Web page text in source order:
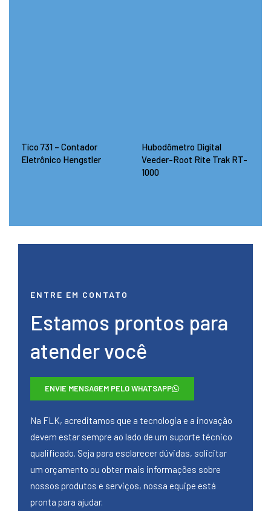
Tico 731 – Contador
Eletrônico Hengstler
Hubodômetro Digital
Veeder-Root Rite Trak RT-
1000
ENTRE EM CONTATO
Estamos prontos para
atender você
ENVIE MENSAGEM PELO WHATSAPP
Na FLK, acreditamos que a tecnologia e a inovação
devem estar sempre ao lado de um suporte técnico
qualificado. Seja para esclarecer dúvidas, solicitar
um orçamento ou obter mais informações sobre
nossos produtos e serviços, nossa equipe está
pronta para ajudar.